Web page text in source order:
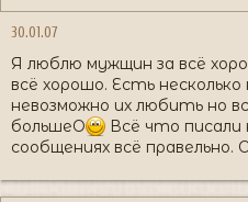
30.01.07
Я люблю мужщин за всё
всё хорошо. Есть несколько
невозможно их любить но
большеO
Всё что
сообщениях всё правельно.